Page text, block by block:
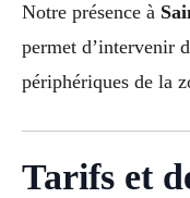
Notre présence à
permet d’intervenir
périphériques de la
Tarifs et